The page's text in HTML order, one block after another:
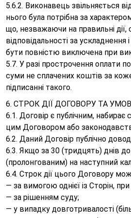
5.6.2. Виконавець звільняється
нього була потрібна за
що, незважаючи на правильні дії,
відповідальності за
бути повністю виключена при
5.7. У разі прострочення оплати
суми не сплачених коштів за
підписанні такого.
6. СТРОК ДІЇ ДОГОВОРУ ТА
6.1. Договір є публічним,
цим Договором або
6.2. Даний Договір публічно
6.3. Якщо за 30 (тридцять) днів
(пролонгованим) на наступний
6.4. Строк дії цього Договору
— за вимогою однієї із Сторін,
— за рішенням суду;
— у випадку довготривалості